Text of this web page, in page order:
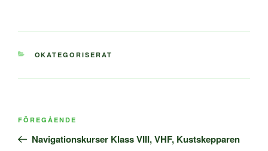
KATEGORIER
OKATEGORISERAT
Inläggsnavigering
Föregående
inlägg
FÖREGÅENDE
Navigationskurser Klass VIII, VHF, Kustskepparen